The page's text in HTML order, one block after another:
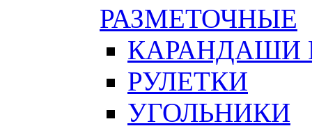
РАЗМЕТОЧНЫЕ
КАРАНДАШИ
РУЛЕТКИ
УГОЛЬНИКИ